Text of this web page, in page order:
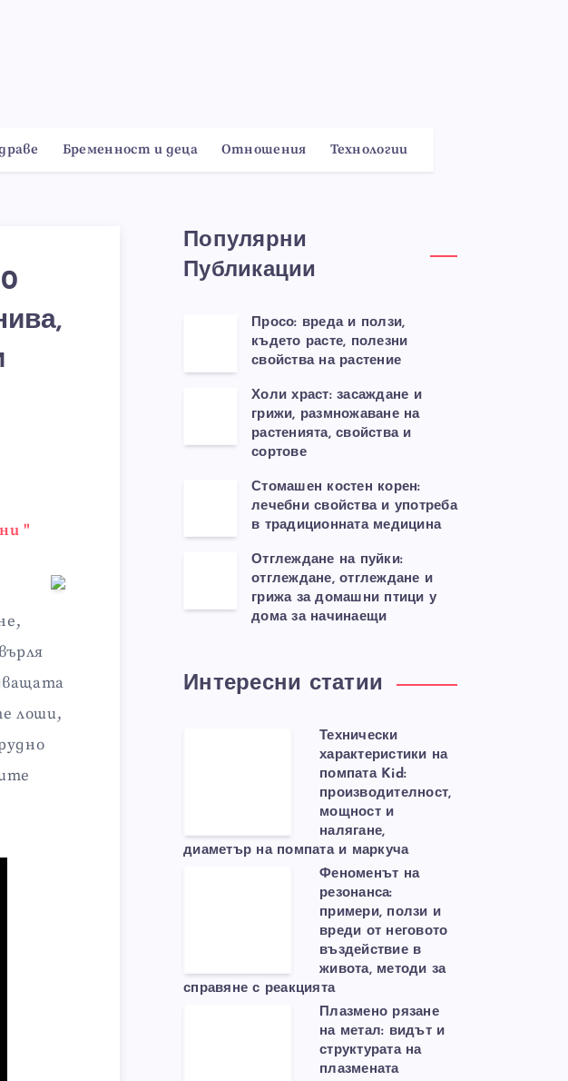
Бременност и деца Отношения Технологии
"
лоши,
Популярни
Публикации
Просо: вреда и ползи,
където расте, полезни
свойства на растение
Холи храст: засаждане и
грижи, размножаване на
растенията, свойства и
сортове
Стомашен костен корен:
лечебни свойства и употреба
в традиционната медицина
Отглеждане на пуйки:
отглеждане, отглеждане и
грижа за домашни птици у
дома за начинаещи
Интересни статии
Технически
характеристики на
помпата Kid:
производителност,
мощност и
налягане,
диаметър на помпата и маркуча
Феноменът на
резонанса:
примери, ползи и
вреди от неговото
въздействие в
живота, методи за
справяне с реакцията
Плазмено рязане
на метал: видът и
структурата на
плазмената